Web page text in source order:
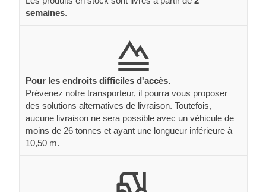
semaines.
Pour les endroits difficiles d'accès.
Prévenez notre transporteur, il pourra vous proposer
des solutions alternatives de livraison. Toutefois,
aucune livraison ne sera possible avec un véhicule de
moins de 26 tonnes et ayant une longueur inférieure à
10,50 m.